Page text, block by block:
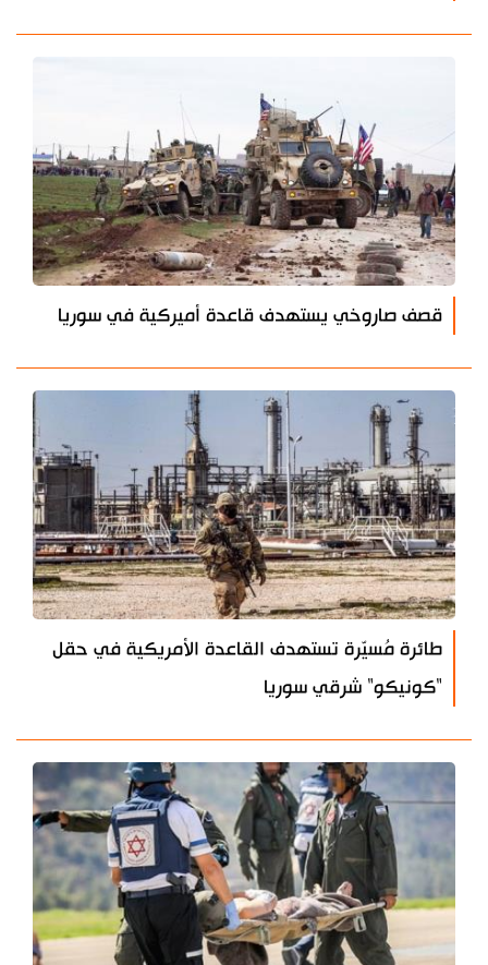
قصف صاروخي يستهدف قاعدة أميركية في سوريا
طائرة مُسيّرة تستهدف القاعدة الأمريكية في حقل
"كونيكو" شرقي سوريا